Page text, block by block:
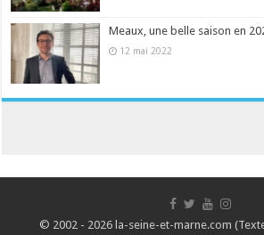
Meaux, une belle saison en
12 mai 2022
© 2002 - 2026 la-seine-et-marne.com